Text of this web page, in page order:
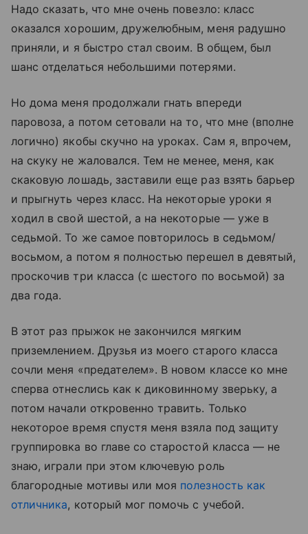
Надо сказать, что мне очень повезло: класс
оказался хорошим, дружелюбным, меня радушно
приняли, и я быстро стал своим. В общем, был
шанс отделаться небольшими потерями.
Но дома меня продолжали гнать впереди
паровоза, а потом сетовали на то, что мне (вполне
логично) якобы скучно на уроках. Сам я, впрочем,
на скуку не жаловался. Тем не менее, меня, как
скаковую лошадь, заставили еще раз взять барьер
и прыгнуть через класс. На некоторые уроки я
ходил в свой шестой, а на некоторые — уже в
седьмой. То же самое повторилось в седьмом/
восьмом, а потом я полностью перешел в девятый,
проскочив три класса (с шестого по восьмой) за
два года.
В этот раз прыжок не закончился мягким
приземлением. Друзья из моего старого класса
сочли меня «предателем». В новом классе ко мне
сперва отнеслись как к диковинному зверьку, а
потом начали откровенно травить. Только
некоторое время спустя меня взяла под защиту
группировка во главе со старостой класса — не
знаю, играли при этом ключевую роль
благородные мотивы или моя полезность как
отличника, который мог помочь с учебой.